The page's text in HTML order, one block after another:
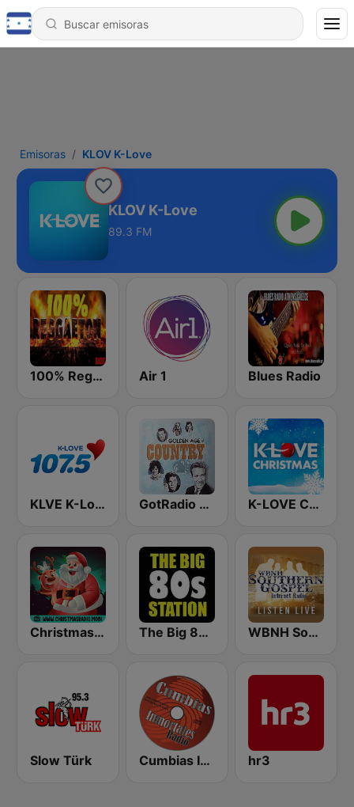
Emisoras KLOV K-Love
KLOV K-Love
89.3 FM
100% Reggaeton Radio Air 1 Blues Radio
KLVE K-Love 107.5 FM (US Only) GotRadio - Classic Country K-LOVE Christmas
Christmas Radio The Big 80s Station WBNH Southern Gospel
Slow Türk Cumbias Inmortales Radio hr3